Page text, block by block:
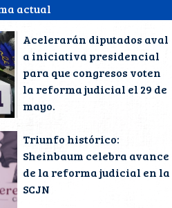
actual
Acelerarán diputados aval
a iniciativa presidencial
para que congresos voten
la reforma judicial el 29 de
mayo.
Triunfo histórico:
Sheinbaum celebra avance
de la reforma judicial en la
SCJN